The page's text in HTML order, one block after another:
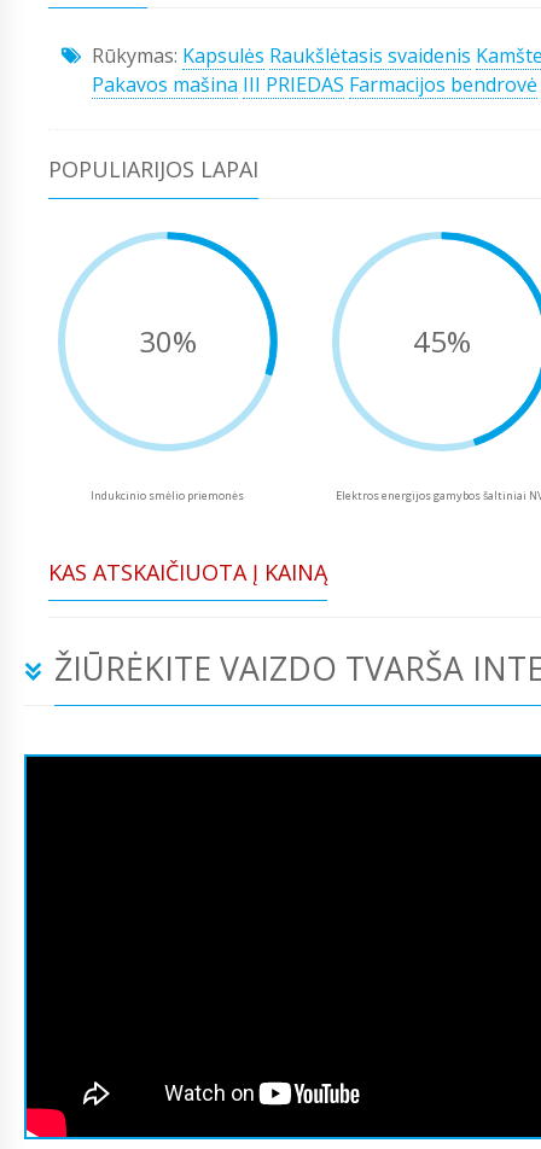
Rūkymas: Kapsulės Raukšlėtasis svaidenis
Pakavos mašina III PRIEDAS Farmacijos bendrovė
POPULIARIJOS LAPAI
30%
Indukcinio smėlio priemonės
45%
Elektros energijos gamybos šaltiniai
KAS ATSKAIČIUOTA Į KAINĄ
ŽIŪRĖKITE VAIZDO TVARŠA